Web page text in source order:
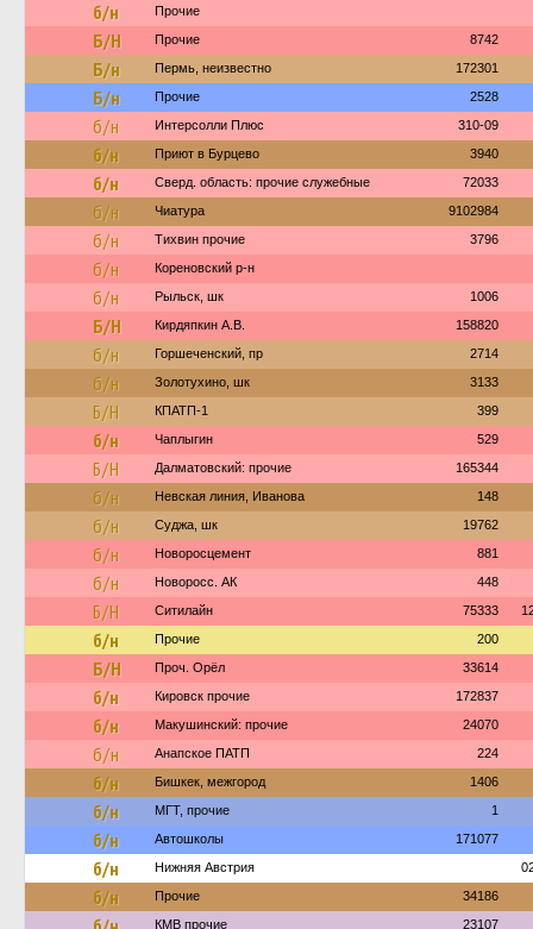
б/н Прочие
Б/Н Прочие 8742
Б/н Пермь, неизвестно 172301
Б/н Прочие 2528
б/н Интерсолли Плюс 310-09
б/н Приют в Бурцево 3940
б/н Сверд. область: прочие служебные 72033
б/н Чиатура 9102984
б/н Тихвин прочие 3796
б/н Кореновский р-н
б/н Рыльск, шк 1006
Б/Н Кирдяпкин А.В. 158820
б/н Горшеченский, пр 2714
б/н Золотухино, шк 3133
Б/Н КПАТП-1 399
б/н Чаплыгин 529
Б/Н Далматовский: прочие 165344
б/н Невская линия, Иванова 148
б/н Суджа, шк 19762
б/н Новоросцемент 881
б/н Новоросс. АК 448
Б/Н Ситилайн 75333
б/н Прочие 200
Б/Н Проч. Орёл 33614
б/н Кировск прочие 172837
б/н Макушинский: прочие 24070
б/н Анапское ПАТП 224
б/н Бишкек, межгород 1406
б/н МГТ, прочие 1
б/н Автошколы 171077
б/н Нижняя Австрия
б/н Прочие 34186
КМВ прочие 23107